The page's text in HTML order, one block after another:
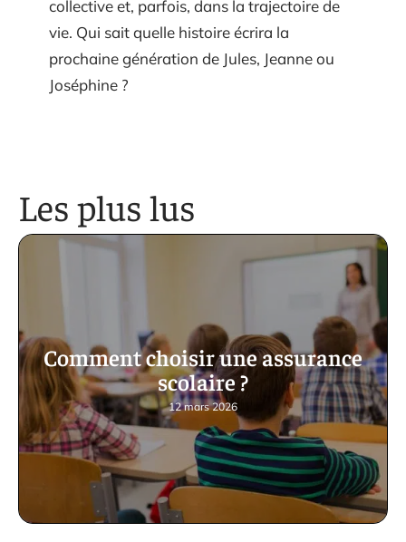
collective et, parfois, dans la trajectoire de
vie. Qui sait quelle histoire écrira la
prochaine génération de Jules, Jeanne ou
Joséphine ?
Les plus lus
Comment choisir une assurance
scolaire ?
12 mars 2026